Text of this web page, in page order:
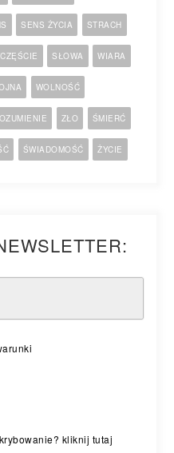
SENS ŻYCIA STRACH
SŁOWA WIARA
WOLNOŚĆ
ZŁO ŚMIERĆ
ŚWIADOMOŚĆ ŻYCIE
kliknij tutaj